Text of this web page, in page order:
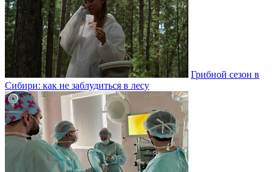
Грибной сезон в
Сибири: как не заблудиться в лесу